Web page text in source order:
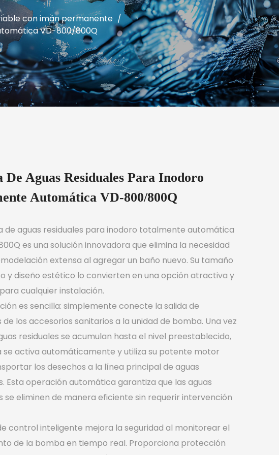
con imán permanente /
VD-800/800Q
De Aguas Residuales Para Inodoro
Automática VD-800/800Q
de aguas residuales para inodoro totalmente automática
es una solución innovadora que elimina la necesidad
extensa al agregar un baño nuevo. Su tamaño
y diseño estético lo convierten en una opción atractiva y
cualquier instalación.
es sencilla: simplemente conecte la salida de
de los accesorios sanitarios a la unidad de bomba. Una vez
residuales se acumulan hasta el nivel preestablecido,
se activa automáticamente y utiliza su potente motor
los desechos a la línea principal de aguas
Esta operación automática garantiza que las aguas
se eliminen de manera eficiente sin requerir intervención
control inteligente mejora la seguridad al monitorear el
de la bomba en tiempo real. Proporciona protección